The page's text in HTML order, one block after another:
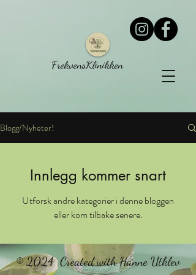
FrekvensKlinikken
Blogg/Nyheter!
Innlegg kommer snart
Utforsk andre kategorier i denne bloggen
eller kom tilbake senere.
© 2024 Created with Hanne Utklev